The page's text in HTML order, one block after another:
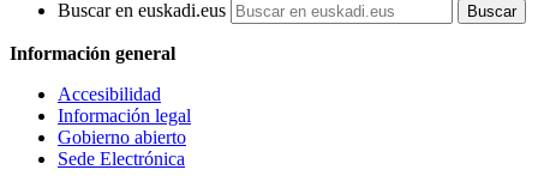
Buscar en euskadi.eus
Información general
Accesibilidad
Información legal
Gobierno abierto
Sede Electrónica